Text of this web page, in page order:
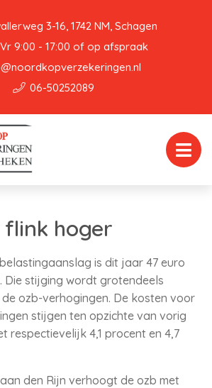
3-16, 1742 NM, Schagen
9:00 - 17:00 of op afspraak
06-50252089
flink hoger
is dit jaar 47 euro
Die stijging wordt grotendeels
ozb-verhogingen. De kosten voor
stijgen ten opzichte van vorig
respectievelijk 4,1 procent en 4,7
den Rijn verhoogt de ozb met